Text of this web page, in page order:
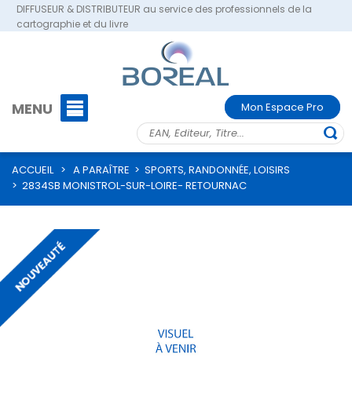
DIFFUSEUR & DISTRIBUTEUR au service des professionnels de la
cartographie et du livre
MENU Mon Espace Pro
ACCUEIL > A PARAÎTRE > SPORTS, RANDONNÉE, LOISIRS
> 2834SB MONISTROL-SUR-LOIRE- RETOURNAC